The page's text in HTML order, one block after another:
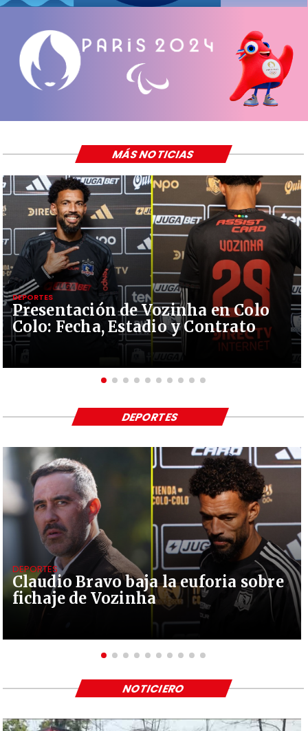
Presentación de Vozinha en Colo
Colo: Fecha, Estadio y Contrato
DEPORTES
MÁS NOTICIAS
Claudio Bravo baja la euforia sobre
fichaje de Vozinha
DEPORTES
DEPORTES
NOTICIERO